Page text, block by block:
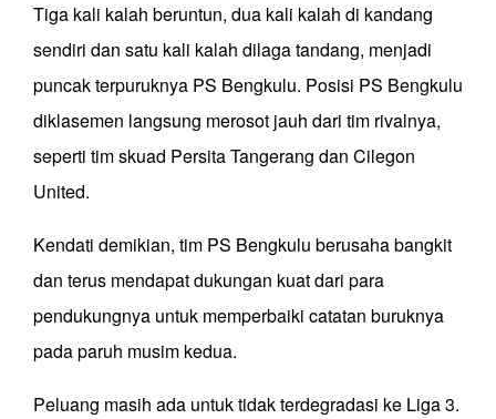
Tiga kali kalah beruntun, dua kali kalah di kandang
sendiri dan satu kali kalah dilaga tandang, menjadi
puncak terpuruknya PS Bengkulu. Posisi PS Bengkulu
diklasemen langsung merosot jauh dari tim rivalnya,
seperti tim skuad Persita Tangerang dan Cilegon
United.
Kendati demikian, tim PS Bengkulu berusaha bangkit
dan terus mendapat dukungan kuat dari para
pendukungnya untuk memperbaiki catatan buruknya
pada paruh musim kedua.
Peluang masih ada untuk tidak terdegradasi ke Liga 3.